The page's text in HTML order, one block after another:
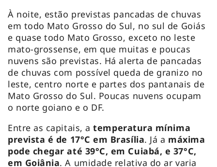
À noite, estão previstas pancadas de chuvas
em todo Mato Grosso do Sul, no sul de Goiás
e quase todo Mato Grosso, exceto no leste
mato-grossense, em que muitas e poucas
nuvens são previstas. Há alerta de pancadas
de chuvas com possível queda de granizo no
leste, centro norte e partes dos pantanais de
Mato Grosso do Sul. Poucas nuvens ocupam
o norte goiano e o DF.
Entre as capitais, atemperatura mínima
prevista é de 17°C em Brasília. Já a máxima
pode chegar até 39°C, em Cuiabá, e 37°C,
em Goiânia. A umidade relativa do ar varia